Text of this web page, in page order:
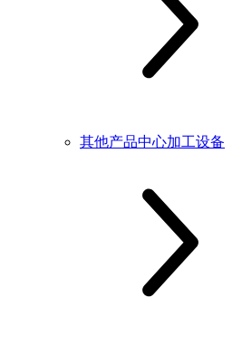
其他产品中心加工设备